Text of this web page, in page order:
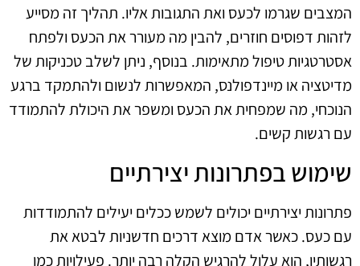
המצבים שגרמו לכעס ואת התגובות אליו. תהליך זה מסייע
לזהות דפוסים חוזרים, להבין מה מעורר את הכעס ולפתח
אסטרטגיות טיפול מתאימות. בנוסף, ניתן לשלב טכניקות של
מדיטציה או מיינדפולנס, המאפשרות לנשום ולהתמקד ברגע
הנוכחי, מה שמפחית את הכעס ומשפר את היכולת להתמודד
עם רגשות קשים.
שימוש בפתרונות יצירתיים
פתרונות יצירתיים יכולים לשמש ככלים יעילים להתמודדות
עם כעס. כאשר אדם מוצא דרכים חדשניות לבטא את
רגשותיו, הוא עלול להרגיש הקלה רבה יותר. פעילויות כמו